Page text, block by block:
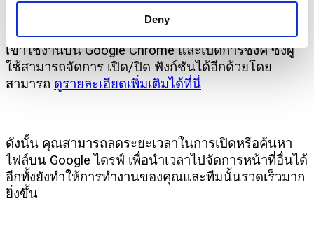
Deny
สำหรับผู้ใช้งาน ทางผู้ดูแลระบบต้องอนุณาตให้ผู้ใช้งาน
สามารถใช้งานฟังก์ชันนี้ และผู้ใช้จะต้องทำการลงชื่อ
เข้าใช้งานบน Google Chrome และเปิดการซิงค์ ซึ่งผู้
ใช้สามารถจัดการ เปิด/ปิด ฟังก์ชันได้อีกด้วยโดย
สามารถ ดูรายละเอียดเพิ่มเติมได้ที่นี่
ดังนั้น คุณสามารถลดระยะเวลาในการเปิดหรือค้นหา
ไฟล์บน Google ไดรฟ์ เพื่อนำเวลาไปจัดการหน้าที่อื่นได้
อีกทั้งยังทำให้การทำงานของคุณและทีมนั้นรวดเร็วมาก
ยิ่งขึ้น